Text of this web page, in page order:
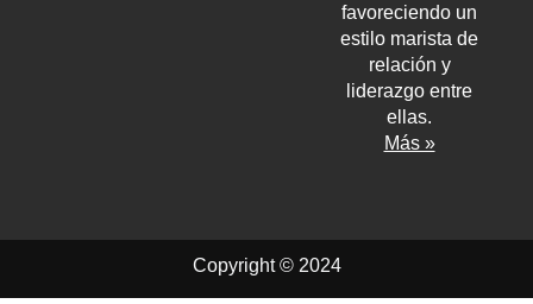
favoreciendo un
estilo marista de
relación y
liderazgo entre
ellas.
Más »
Copyright © 2024